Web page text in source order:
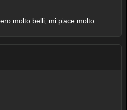
molto belli, mi piace molto